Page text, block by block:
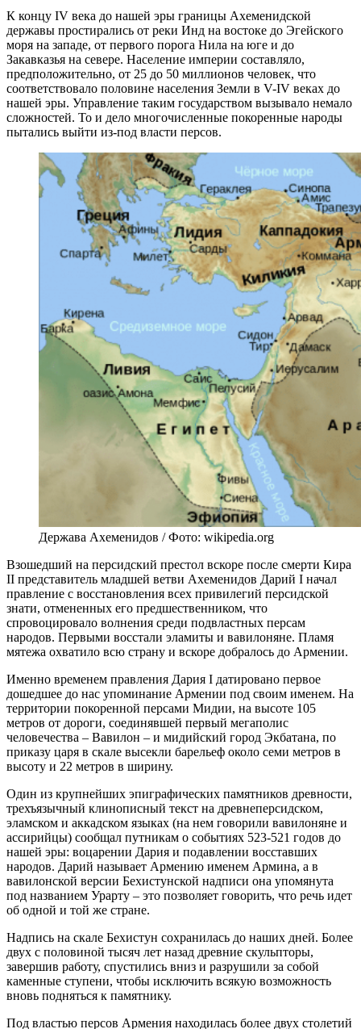
К концу IV века до нашей эры границы Ахеменидской
державы простирались от реки Инд на востоке до Эгейского
моря на западе, от первого порога Нила на юге и до
Закавказья на севере. Население империи составляло,
предположительно, от 25 до 50 миллионов человек, что
соответствовало половине населения Земли в V-IV веках до
нашей эры. Управление таким государством вызывало немало
сложностей. То и дело многочисленные покоренные народы
пытались выйти из-под власти персов.
Держава Ахеменидов / Фото: wikipedia.org
Взошедший на персидский престол вскоре после смерти Кира
II представитель младшей ветви Ахеменидов Дарий I начал
правление с восстановления всех привилегий персидской
знати, отмененных его предшественником, что
спровоцировало волнения среди подвластных персам
народов. Первыми восстали эламиты и вавилоняне. Пламя
мятежа охватило всю страну и вскоре добралось до Армении.
Именно временем правления Дария I датировано первое
дошедшее до нас упоминание Армении под своим именем. На
территории покоренной персами Мидии, на высоте 105
метров от дороги, соединявшей первый мегаполис
человечества – Вавилон – и мидийский город Экбатана, по
приказу царя в скале высекли барельеф около семи метров в
высоту и 22 метров в ширину.
Один из крупнейших эпиграфических памятников древности,
трехъязычный клинописный текст на древнеперсидском,
эламском и аккадском языках (на нем говорили вавилоняне и
ассирийцы) сообщал путникам о событиях 523-521 годов до
нашей эры: воцарении Дария и подавлении восставших
народов. Дарий называет Армению именем Армина, а в
вавилонской версии Бехистунской надписи она упомянута
под названием Урарту – это позволяет говорить, что речь идет
об одной и той же стране.
Надпись на скале Бехистун сохранилась до наших дней. Более
двух с половиной тысяч лет назад древние скульпторы,
завершив работу, спустились вниз и разрушили за собой
каменные ступени, чтобы исключить всякую возможность
вновь подняться к памятнику.
Под властью персов Армения находилась более двух столетий